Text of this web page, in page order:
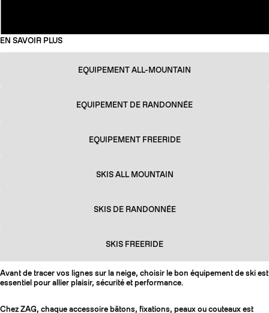
EN SAVOIR PLUS
EQUIPEMENT ALL-MOUNTAIN
EQUIPEMENT DE RANDONNÉE
EQUIPEMENT FREERIDE
SKIS ALL MOUNTAIN
SKIS DE RANDONNÉE
SKIS FREERIDE
Avant de tracer vos lignes sur la neige, choisir le bon équipement de ski est
essentiel pour allier plaisir, sécurité et performance.
Chez ZAG, chaque accessoire bâtons, fixations, peaux ou couteaux est